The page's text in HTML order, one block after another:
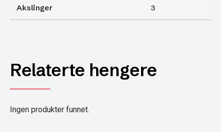
Akslinger 3
Relaterte hengere
Ingen produkter funnet.